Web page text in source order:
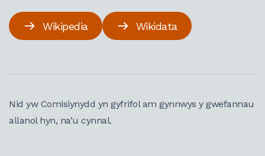
Wikipedia Wikidata
Nid yw Comisiynydd yn gyfrifol am gynnwys y gwefannau
allanol hyn, na’u cynnal.